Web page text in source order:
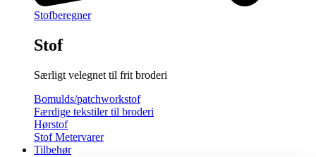
Stofberegner
Stof
Særligt velegnet til frit broderi
Bomulds/patchworkstof
Færdige tekstiler til broderi
Hørstof
Stof Metervarer
Tilbehør